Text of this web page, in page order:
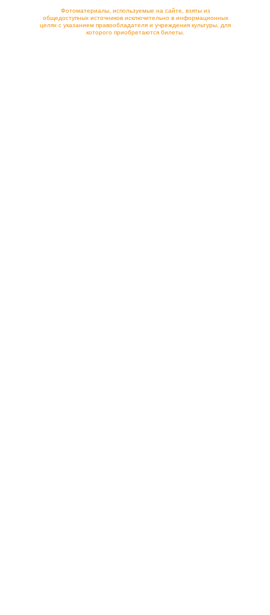
Фотоматериалы, используемые на сайте, взяты из
общедоступных источников исключительно в информационных
целях с указанием правообладателя и учреждения культуры, для
которого приобретаются билеты.